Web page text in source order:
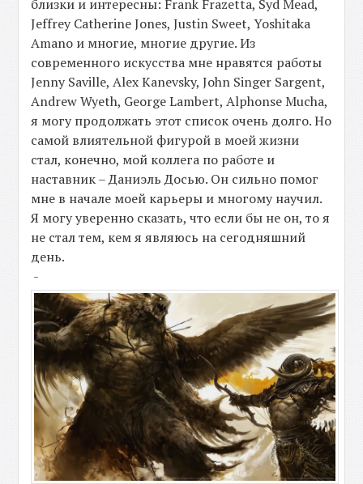
близки и интересны: Frank Frazetta, Syd Mead,
Jeffrey CatherineJones, Justin Sweet, Yoshitaka
Amano и многие, многие другие. Из
современного искусства мне нравятся работы
Jenny Saville, Alex Kanevsky, John Singer Sargent,
Andrew Wyeth, George Lambert, Alphonse Mucha,
я могу продолжать этот список очень долго. Но
самой влиятельной фигурой в моей жизни
стал, конечно, мой коллега по работе и
наставник – Даниэль Досью. Он сильно помог
мне в начале моей карьеры и многому научил.
Я могу уверенно сказать, что если бы не он, то я
не стал тем, кем я являюсь на сегодняшний
день.
-